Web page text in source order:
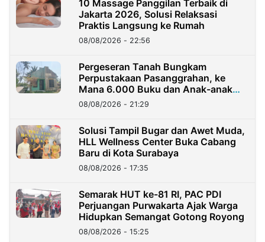
10 Massage Panggilan Terbaik di
Jakarta 2026, Solusi Relaksasi
Praktis Langsung ke Rumah
08/08/2026 - 22:56
Pergeseran Tanah Bungkam
Perpustakaan Pasanggrahan, ke
Mana 6.000 Buku dan Anak-anak
Kini?
08/08/2026 - 21:29
Solusi Tampil Bugar dan Awet Muda,
HLL Wellness Center Buka Cabang
Baru di Kota Surabaya
08/08/2026 - 17:35
Semarak HUT ke-81 RI, PAC PDI
Perjuangan Purwakarta Ajak Warga
Hidupkan Semangat Gotong Royong
08/08/2026 - 15:25